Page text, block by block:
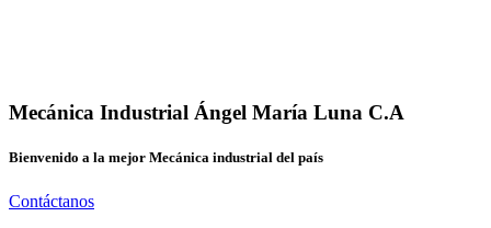
Mecánica Industrial Ángel María Luna C.A
Bienvenido a la mejor Mecánica industrial del país
Contáctanos